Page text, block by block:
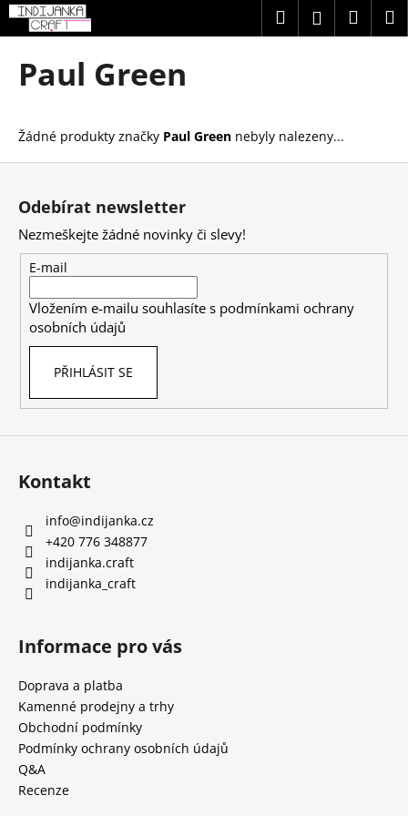
Přejít
obsah
HledatPřihlášení
Paul Green
Žádné produkty značky Paul Green nebyly nalezeny...
K
o
o
p
o
t
ř
e
b
e
n
a
í
?
D
o
p
o
r
u
Z
Odebírat newsletter
Nezmeškejte žádné novinky či slevy!
E-mail
Vložením e-mailu souhlasíte s podmínkami ochrany
osobních údajů
PŘIHLÁSIT SE
Kontakt
info@indijanka.cz
+420 776 348877
indijanka.craft
indijanka_craft
Informace pro vás
Doprava a platba
Kamenné prodejny a trhy
Obchodní podmínky
Podmínky ochrany osobních údajů
Q&A
Recenze